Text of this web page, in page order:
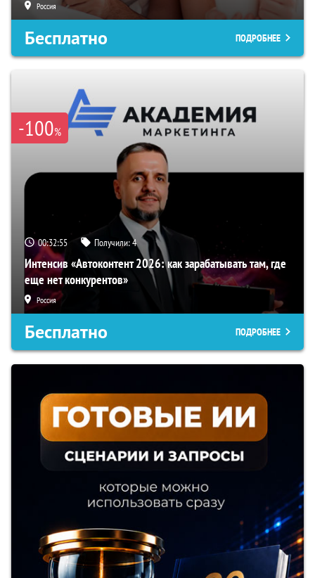
Россия
Бесплатно ПОДРОБНЕЕ
-100%
00:32:54 Получили:4
Интенсив «Автоконтент 2026: как зарабатывать там, где
еще нет конкурентов»
Россия
Бесплатно ПОДРОБНЕЕ